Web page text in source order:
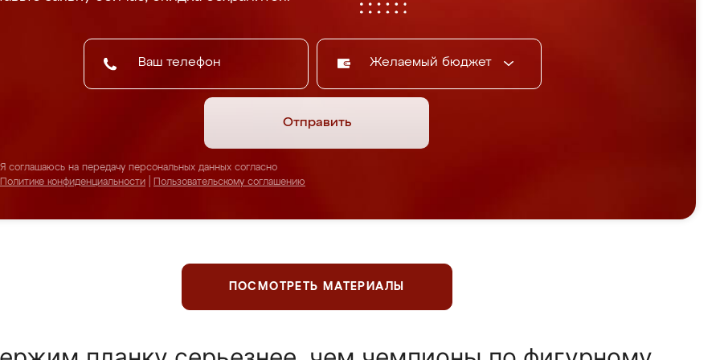
Желаемый бюджет
Отправить
Я соглашаюсь на передачу персональных данных согласно
Политике конфиденциальности
Пользовательскому соглашению
ПОСМОТРЕТЬ МАТЕРИАЛЫ